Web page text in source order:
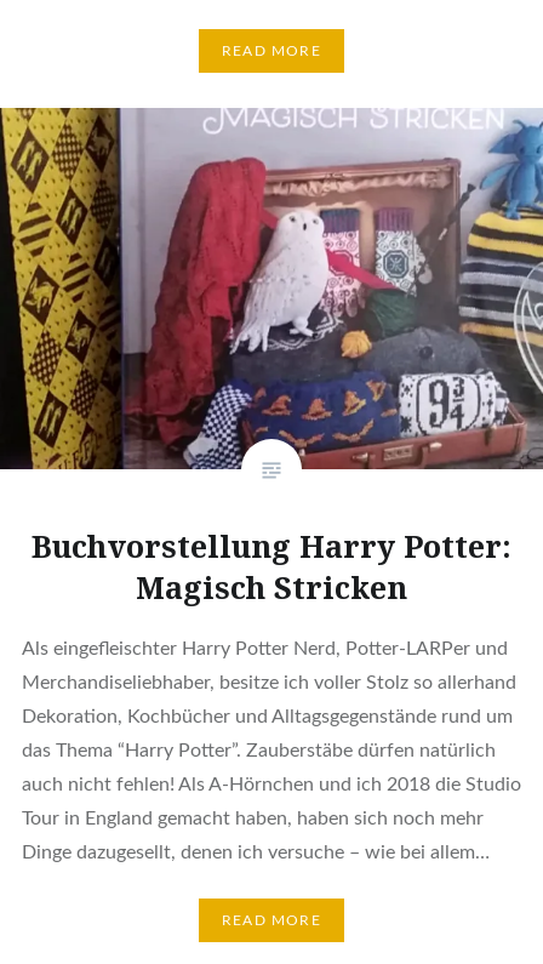
READ MORE
Buchvorstellung Harry Potter:
Magisch Stricken
Als eingefleischter Harry Potter Nerd, Potter-LARPer und
Merchandiseliebhaber, besitze ich voller Stolz so allerhand
Dekoration, Kochbücher und Alltagsgegenstände rund um
das Thema “Harry Potter”. Zauberstäbe dürfen natürlich
auch nicht fehlen! Als A-Hörnchen und ich 2018 die Studio
Tour in England gemacht haben, haben sich noch mehr
Dinge dazugesellt, denen ich versuche – wie bei allem…
READ MORE